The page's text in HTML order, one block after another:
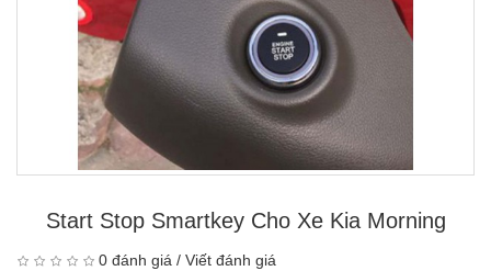
Start Stop Smartkey Cho Xe Kia Morning
0 đánh giá / Viết đánh giá